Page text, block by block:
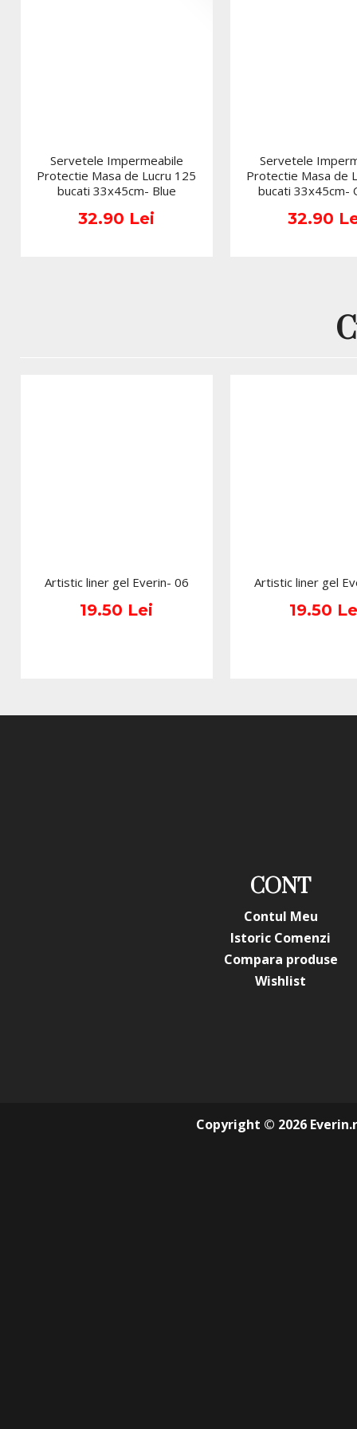
Servetele Impermeabile
Protectie Masa de Lucru 125
bucati 33x45cm- Blue
32.90 Lei
Servetele
Protectie Masa de
bucati 33x45cm-
32.90
Artistic liner gel Everin- 06
19.50 Lei
Artistic liner gel
19.50
CONT
Contul Meu
Istoric Comenzi
Compara produse
Wishlist
Copyright © 2026